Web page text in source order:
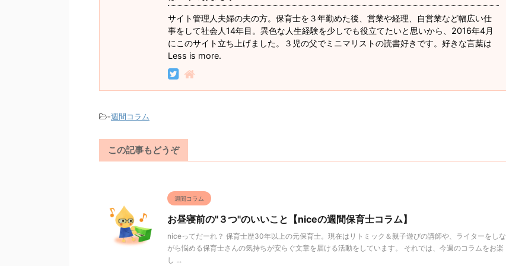
サイト管理人夫婦の夫の方。保育士を３年勤めた後、営業や経理、自営業など幅広い仕
事をして社会人14年目。異色な人生経験を少しでも役立てたいと思いから、2016年4月
にこのサイト立ち上げました。３児の父でミニマリストの読書好きです。好きな言葉は
Less is more.
-週間コラム
この記事もどうぞ
週間コラム
お昼寝前の"３つ"のいいこと【niceの週間保育士コラム】
niceってだーれ？ 保育士歴30年以上の元保育士。現在はリトミック＆親子遊びの講師や、ライターをしな
がら悩める保育士さんの気持ちが安らぐ文章を届ける活動をしています。 それでは、今週のコラムをお楽
し ...